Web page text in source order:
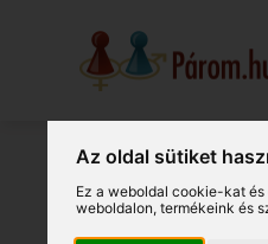
Az oldal sütiket
Ez a weboldal cookie-kat
weboldalon,termékeink és